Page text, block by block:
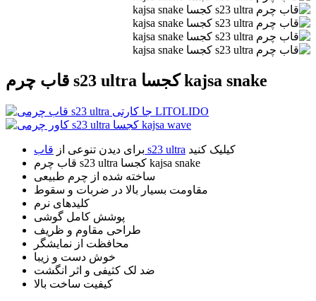
قاب چرم s23 ultra کجسا kajsa snake
برای دیدن تنوعی از قاب s23 ultra کیلیک کنید
قاب چرم s23 ultra کجسا kajsa snake
ساخته شده از چرم طبیعی
مقاومت بسیار بالا در ضربات و سقوط
کلیدهای نرم
پوشش کامل گوشی
طراحی مقاوم و ظریف
محافظت از نمایشگر
خوش دست و زیبا
ضد لک کثیفی و اثر انگشت
کیفیت ساخت بالا